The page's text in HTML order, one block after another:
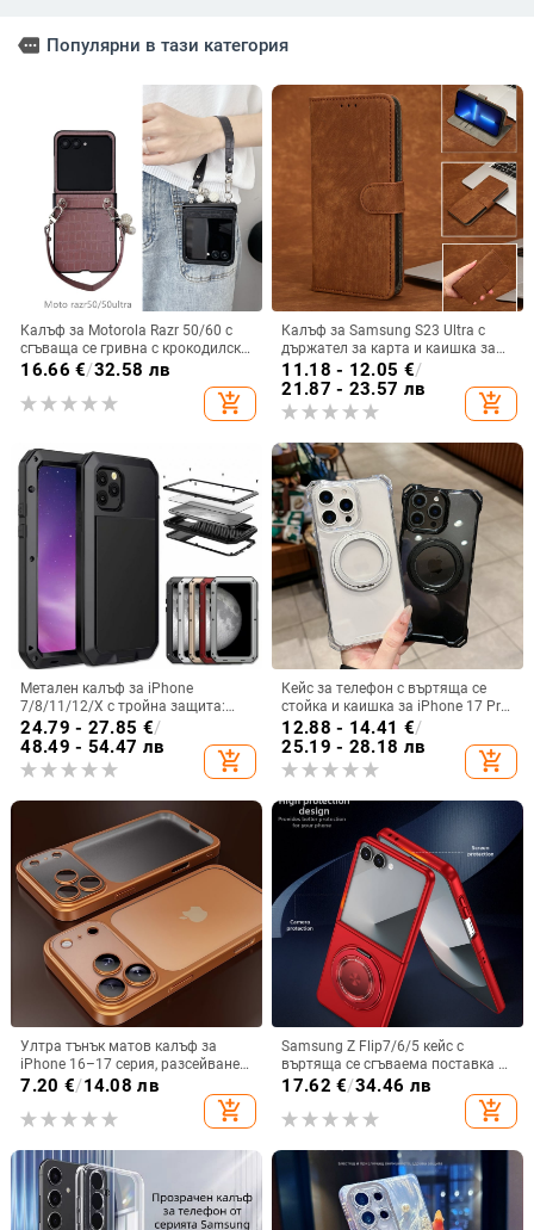
more Популярни в тази категория
Калъф за Motorola Razr 50/60 с
сгъваща се гривна с крокодилски
релеф
16.66 €/32.58 лв
add_shopping_cart
Калъф за Samsung S23 Ultra с
държател за карта и каишка за
през врата
11.18 - 12.05 €/
21.87 - 23.57 лв
add_shopping_cart
Метален калъф за iPhone
7/8/11/12/X с тройна защита:
удароустойчив, прахоустойчив и
запечатан
24.79 - 27.85 €/
48.49 - 54.47 лв
add_shopping_cart
Кейс за телефон с въртяща се
стойка и каишка за iPhone 17 Pro
Max, 16, 15 и iPhone 11
12.88 - 14.41 €/
25.19 - 28.18 лв
add_shopping_cart
Ултра тънък матов калъф за
iPhone 16–17 серия, разсейване
на топлината, пълно покритие,
удароустойчив и устойчив на
отпечатъци
7.20 €/14.08 лв
add_shopping_cart
Samsung Z Flip7/6/5 кейс с
въртяща се сгъваема поставка и
магнитна скоба, 360° въртене,
поликарбонатен корпус
17.62 €/34.46 лв
add_shopping_cart